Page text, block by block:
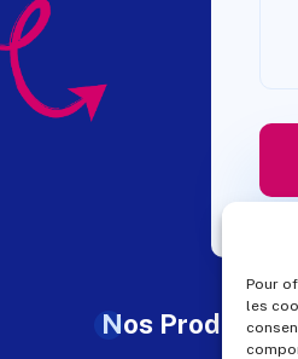
Pour
les
Nos Produits